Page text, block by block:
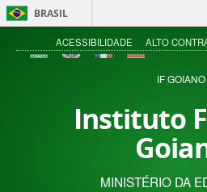
BRASIL
ACESSIBILIDADE ALTO
IF GOIANO
Instituto
MINISTÉRIO DA